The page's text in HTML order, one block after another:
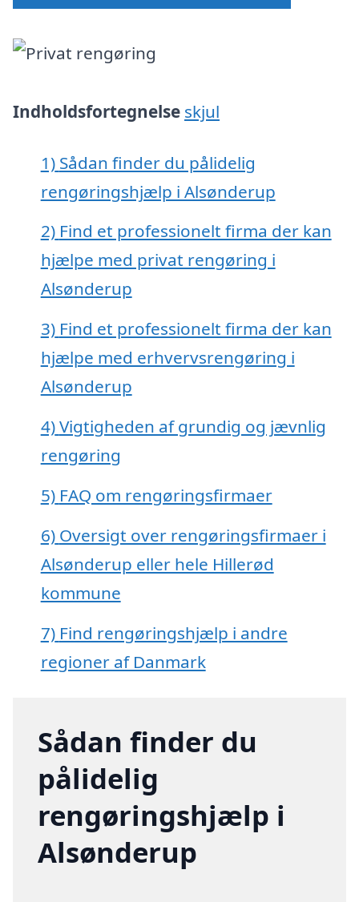
Indholdsfortegnelse skjul
1) Sådan finder du pålidelig
rengøringshjælp i Alsønderup
2) Find et professionelt firma der kan
hjælpe med privat rengøring i
Alsønderup
3) Find et professionelt firma der kan
hjælpe med erhvervsrengøring i
Alsønderup
4)Vigtigheden af grundig og jævnlig
rengøring
5) FAQ om rengøringsfirmaer
6) Oversigt over rengøringsfirmaer i
Alsønderup eller hele Hillerød
kommune
7) Find rengøringshjælp i andre
regioner af Danmark
Sådan finder du
pålidelig
rengøringshjælp i
Alsønderup